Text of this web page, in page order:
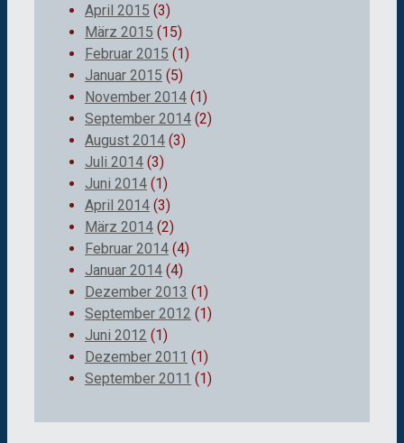
April 2015 (3)
März 2015 (15)
Februar 2015 (1)
Januar 2015 (5)
November 2014 (1)
September 2014 (2)
August 2014 (3)
Juli 2014 (3)
Juni 2014 (1)
April 2014 (3)
März 2014 (2)
Februar 2014 (4)
Januar 2014 (4)
Dezember 2013 (1)
September 2012 (1)
Juni 2012 (1)
Dezember 2011 (1)
September 2011 (1)